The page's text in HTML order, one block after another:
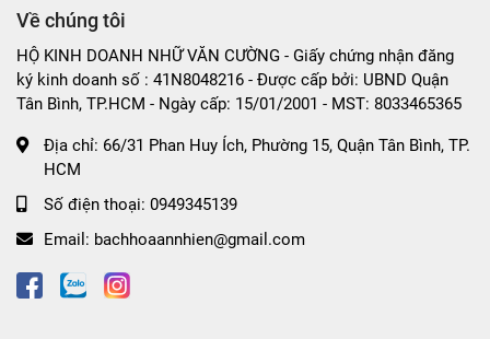
Dưỡng ẩm lâu dài giúp da mềm mại, ngăn ngừa khô
Thành phần tự nhiên lành tính, thích hợp cho cả da
nhạy cảm.
Giúp sáng da, đều màu và làm mờ vết thâm, thâm
sau mụn.
Tăng cường độ đàn hồi, làm da khỏe mạnh hơn mỗi
ngày.
hồi và dưỡng thể.
💧 Những công dụng nổi bật của kem dưỡng
Về chúng tôi
HỘ KINH DOANH NHỮ VĂN CƯỜNG - Giấy chứng nhận đăng
ký kinh doanh số : 41N8048216 - Được cấp bởi: UBND Quận
Tân Bình, TP.HCM - Ngày cấp: 15/01/2001 - MST: 8033465365
Địa chỉ: 66/31 Phan Huy Ích, Phường 15, Quận Tân Bình, TP.
HCM
Số điện thoại: 0949345139
Email: bachhoaannhien@gmail.com